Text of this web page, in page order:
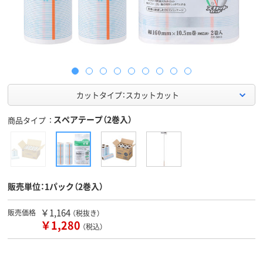
カットタイプ：スカットカット
商品タイプ スペアテープ（2巻入）
販売単位：1パック（2巻入）
販売価格 ￥1,164 （税抜き）
￥1,280 （税込）